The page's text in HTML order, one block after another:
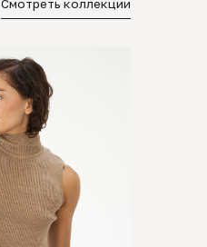
Смотреть коллекции